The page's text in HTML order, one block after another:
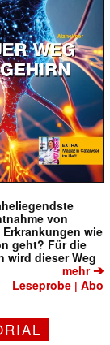
von
wie
geht? Für die
wird dieser Weg
mehr➔
Leseprobe |Abo